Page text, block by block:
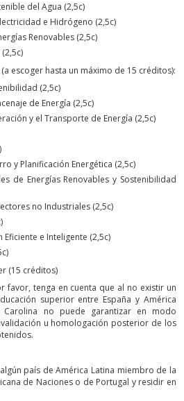
del Agua (2,5c)
e Hidrógeno (2,5c)
Renovables (2,5c)
escoger hasta un máximo de 15 créditos):
(2,5c)
de Energía (2,5c)
y el Transporte de Energía (2,5c)
y Planificación Energética (2,5c)
de Energías Renovables y Sostenibilidad
no Industriales (2,5c)
Eficiente e Inteligente (2,5c)
(15 créditos)
favor, tenga en cuenta que al no existir un
superior entre España y América
Carolina no puede garantizar en modo
u homologación posterior de los
país de América Latina miembro de la
de Naciones o de Portugal y residir en